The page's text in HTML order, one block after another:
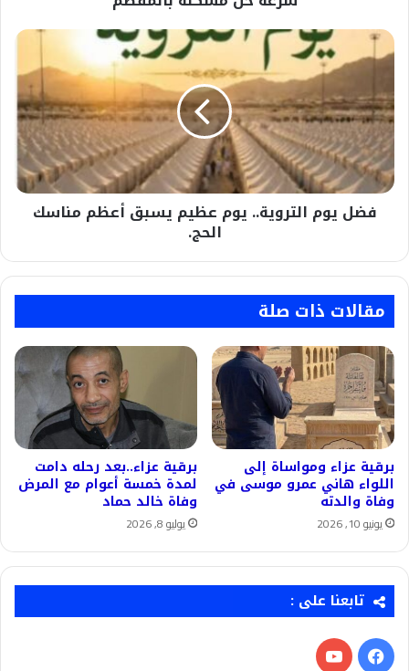
فضل
يوم
يوم
عظيم
يسبق
أعظم
مناسك
الحج.
فضل يوم التروية.. يوم عظيم يسبق أعظم مناسك
الحج.
مقالات ذات صلة
برقية عزاء ومواساة إلى
اللواء هاني عمرو موسى في
وفاة والدته
يونيو 10, 2026
برقية عزاء..بعد رحله دامت
لمدة خمسة أعوام مع المرض
وفاة خالد حماد
يوليو 8, 2026
تابعنا على :
فيسبوك‫YouTube